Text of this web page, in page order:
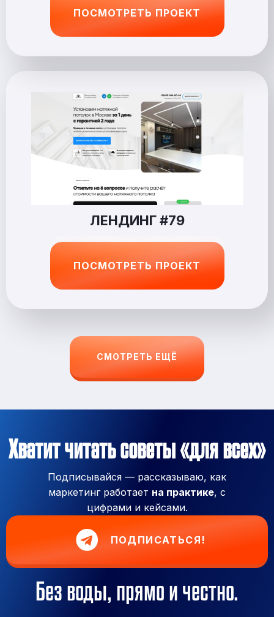
ПОСМОТРЕТЬ ПРОЕКТ
ЛЕНДИНГ #79
ПОСМОТРЕТЬ ПРОЕКТ
СМОТРЕТЬ ЕЩЁ
Хватит читать советы «для всех»
Подписывайся — рассказываю, как
маркетинг работает на практике, с
цифрами и кейсами.
ПОДПИСАТЬСЯ!
Без воды, прямо и честно.